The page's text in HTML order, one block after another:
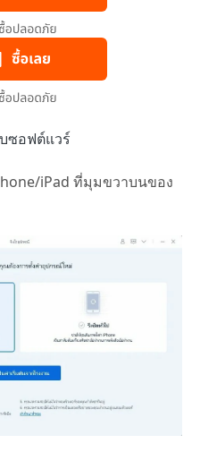
ซอฟต์แวร์
iPad ที่มุมขวาบนของ